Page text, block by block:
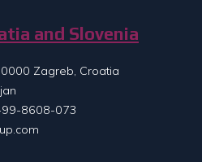
and Slovenia
Zagreb, Croatia
8608-073